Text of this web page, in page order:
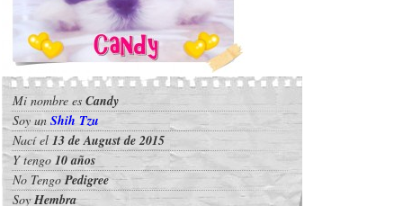
Mi nombre es Candy
Soy un Shih Tzu
Nací el 13 de August de 2015
Y tengo 10 años
No TengoPedigree
SoyHembra